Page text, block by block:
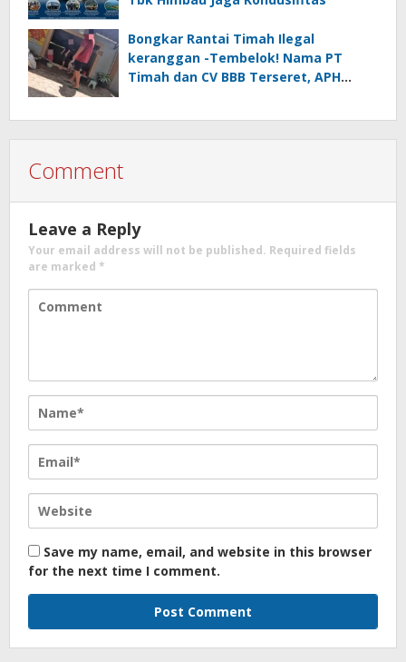
Bongkar Rantai Timah Ilegal
keranggan -Tembelok! Nama PT
Timah dan CV BBB Terseret, APH
Comment
Leave a Reply
Your email address will not be published. Required fields
are marked *
Save my name, email, and website in this browser
for the next time I comment.